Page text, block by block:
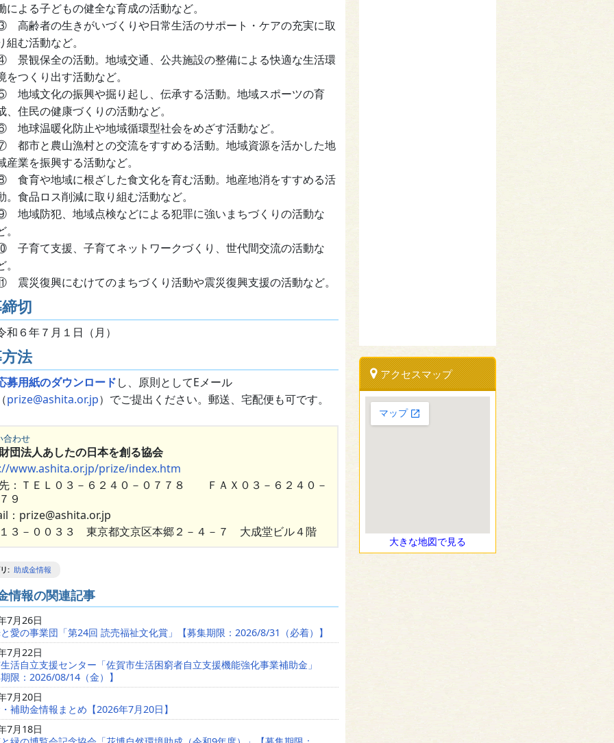
による子どもの健全な育成の活動など。
高齢者の生きがいづくりや日常生活のサポート・ケアの充実に取
組む活動など。
景観保全の活動。地域交通、公共施設の整備による快適な生活環
をつくり出す活動など。
地域文化の振興や掘り起し、伝承する活動。地域スポーツの育
、住民の健康づくりの活動など。
地球温暖化防止や地域循環型社会をめざす活動など。
都市と農山漁村との交流をすすめる活動。地域資源を活かした地
産業を振興する活動など。
食育や地域に根ざした食文化を育む活動。地産地消をすすめる活
。食品ロス削減に取り組む活動など。
地域防犯、地域点検などによる犯罪に強いまちづくりの活動な
。
子育て支援、子育てネットワークづくり、世代間交流の活動な
。
震災復興にむけてのまちづくり活動や震災復興支援の活動など。
切
和６年７月１日（月）
法
募用紙のダウンロードし、原則としてEメール
prize@ashita.or.jp）でご提出ください。郵送、宅配便も可です。
合わせ
団法人あしたの日本を創る協会
www.ashita.or.jp/prize/index.htm
：ＴＥＬ０３－６２４０－０７７８ ＦＡＸ０３－６２４０－
９
：prize@ashita.or.jp
３－００３３ 東京都文京区本郷２－４－７ 大成堂ビル４階
: 助成金情報
情報の関連記事
7月26日
愛の事業団「第24回 読売福祉文化賞」【募集期限：2026/8/31（必着）】
7月22日
活自立支援センター「佐賀市生活困窮者自立支援機能強化事業補助金」
限：2026/08/14（金）】
7月20日
補助金情報まとめ【2026年7月20日】
7月18日
アクセスマップ
大きな地図で見る